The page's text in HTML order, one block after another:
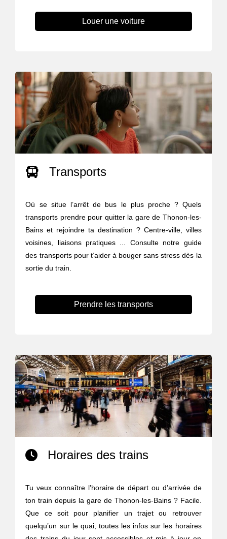
Louer une voiture
Transports
Où se situe l’arrêt de bus le plus proche ? Quels
transports prendre pour quitter la gare de Thonon-les-
Bains et rejoindre ta destination ? Centre-ville, villes
voisines, liaisons pratiques ... Consulte notre guide
des transports pour t’aider à bouger sans stress dès la
sortie du train.
Prendre les transports
Horaires des trains
Tu veux connaître l’horaire de départ ou d’arrivée de
ton train depuis la gare de Thonon-les-Bains ? Facile.
Que ce soit pour planifier un trajet ou retrouver
quelqu’un sur le quai, toutes les infos sur les horaires